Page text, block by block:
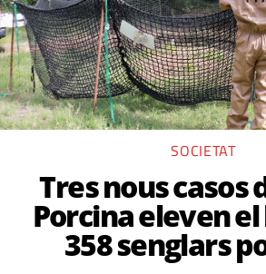
SOCIETAT
Tres nous casos
Porcina eleven
358 senglars